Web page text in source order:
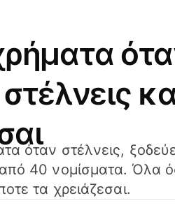
όταν στέλνεις,
40 νομίσματα. Όλα
τα χρειάζεσαι.